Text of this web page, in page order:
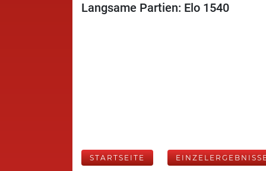
Langsame Partien: Elo 1540
STARTSEITE